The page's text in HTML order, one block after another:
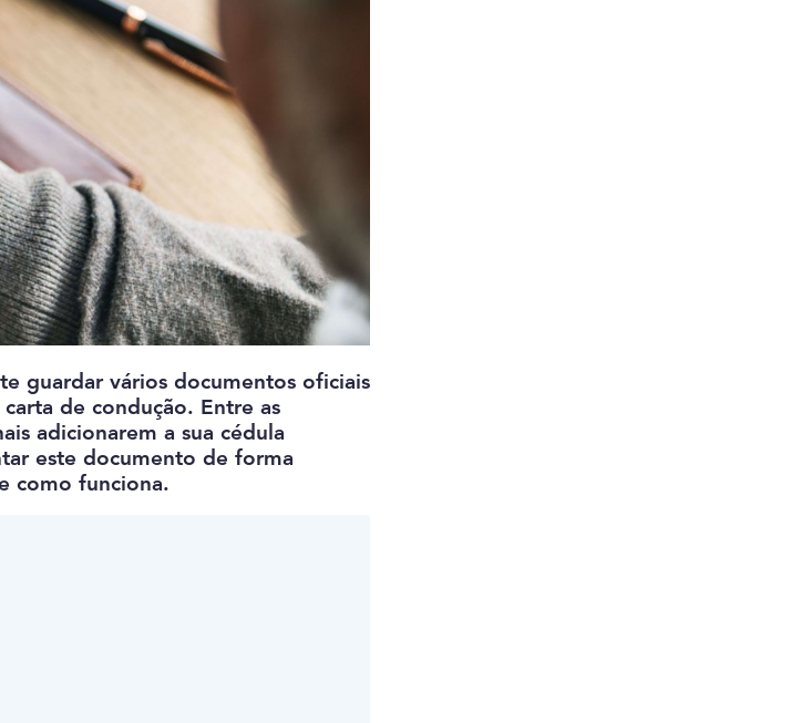
guardar vários documentos oficiais
de condução. Entre as
adicionarem a sua cédula
este documento de forma
como funciona.